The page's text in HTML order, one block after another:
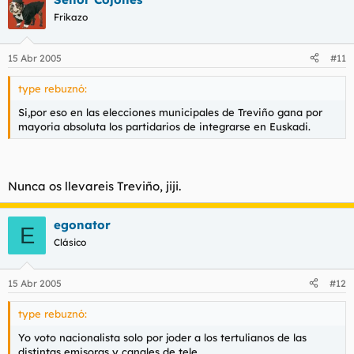
fueron España-, todos nosotros ya estaremos muertos. Jode
pensar que otros muchos morirán aún por el terrorismo...
Cn lo fácil que sería permitirnos hacer una votación. Una
sencilla votación.
Y ahora, permitidme una pregunta.
votación, ¿a qué viene ese empeño en negarnos el derecho a
hacerla?
Frikazo
15 Abr 2005 #11
type rebuznó:
Si,por eso en las elecciones municipales de Treviño gana por
mayoria absoluta los partidarios de integrarse en Euskadi.
Nunca os llevareis Treviño, jiji.
E egonator
Clásico
15 Abr 2005 #12
type rebuznó:
Yo voto nacionalista solo por joder a los tertulianos de las
distintas emisoras y canales de tele.